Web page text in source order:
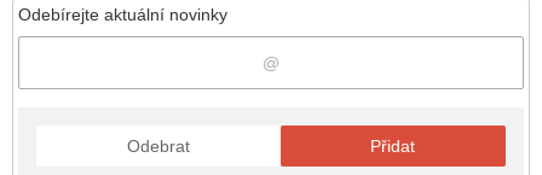
Odebírejte aktuální novinky
Odebrat Přidat